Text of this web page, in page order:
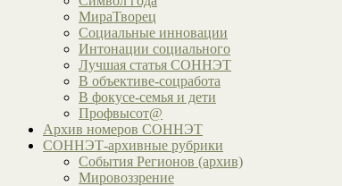
МираТворец
Социальные инновации
Интонации социального
Лучшая статья СОННЭТ
В объективе-соцработа
В фокусе-семья и дети
Профвысот@
Архив номеров СОННЭТ
СОННЭТ-архивные рубрики
События Регионов (архив)
Мировоззрение